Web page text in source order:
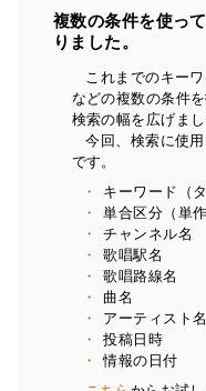
複数の条件を使っ
りました。
これまでのキー
などの複数の条件
検索の幅を広げまし
今回、検索に使
です。
キーワード（
単合区分（単作
チャンネル名
歌唱駅名
歌唱路線名
曲名
アーティスト名
投稿日時
情報の日付